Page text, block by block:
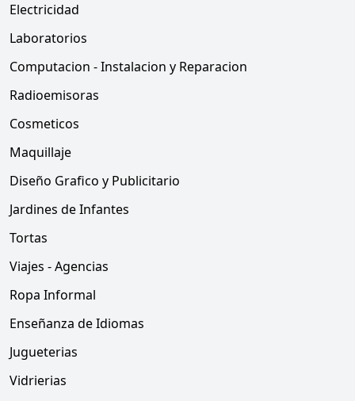
Electricidad
Laboratorios
Computacion - Instalacion y Reparacion
Radioemisoras
Cosmeticos
Maquillaje
Diseño Grafico y Publicitario
Jardines de Infantes
Tortas
Viajes - Agencias
Ropa Informal
Enseñanza de Idiomas
Jugueterias
Vidrierias